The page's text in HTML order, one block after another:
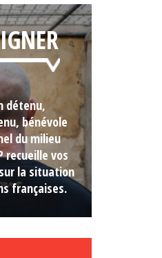
détenu,
bénévole
du milieu
recueille vos
la situation
françaises.